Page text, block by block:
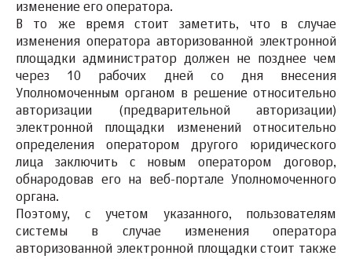
изменение его оператора.
В то же время стоит заметить, что в случае
изменения оператора авторизованной электронной
площадки администратор должен не позднее чем
через 10 рабочих дней со дня внесения
Уполномоченным органом в решение относительно
авторизации (предварительной авторизации)
электронной площадки изменений относительно
определения оператором другого юридического
лица заключить с новым оператором договор,
обнародовав его на веб-портале Уполномоченного
органа.
Поэтому, с учетом указанного, пользователям
системы в случае изменения оператора
авторизованной электронной площадки стоит также